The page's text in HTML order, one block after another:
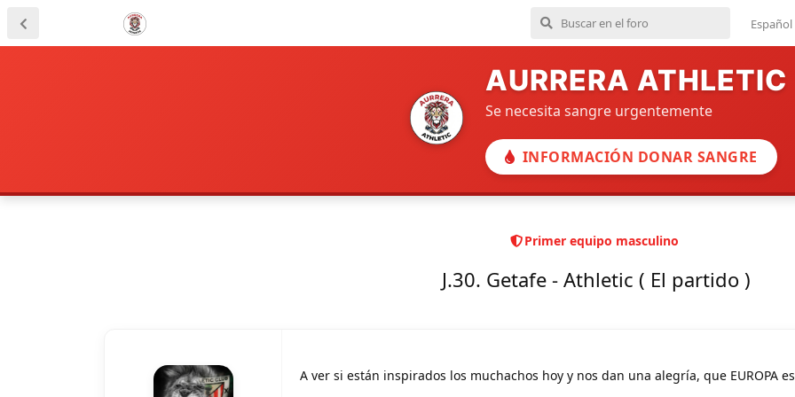
Español
AURRERA ATHLETIC
Se necesita sangre urgentemente
INFORMACIÓN DONAR SANGRE
Primer equipo masculino
J.30. Getafe - Athletic ( El partido )
A ver si están inspirados los muchachos hoy y nos dan una alegría, que EUROPA